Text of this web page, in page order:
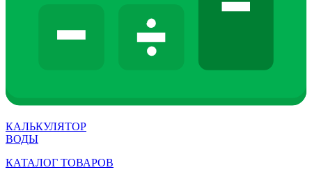
КАЛЬКУЛЯТОР
ВОДЫ
КАТАЛОГ ТОВАРОВ